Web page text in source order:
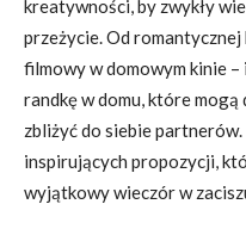
kreatywności, by zwykły
przeżycie. Od
filmowy w domowym kinie
randkę w domu, które
zbliżyć do siebie
inspirujących propozycji,
wyjątkowy wieczór w